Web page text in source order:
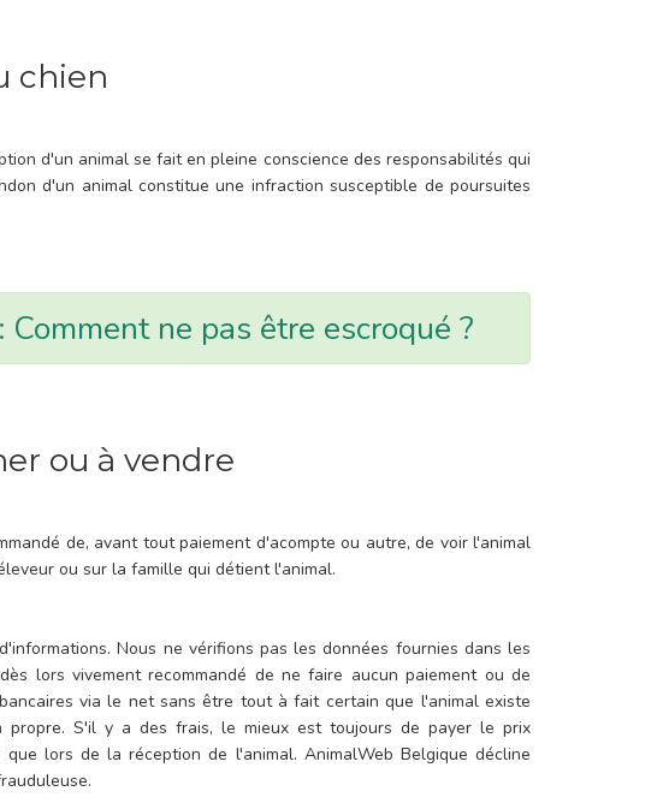
chien
d'un animal se fait en pleine conscience des responsabilités qui
d'un animal constitue une infraction susceptible de poursuites
ne pas être escroqué ?
ou à vendre
de, avant tout paiement d'acompte ou autre, de voir l'animal
ou sur la famille qui détient l'animal.
Nous ne vérifions pas les données fournies dans les
lors vivement recommandé de ne faire aucun paiement ou de
via le net sans être tout à fait certain que l'animal existe
propre. S'il y a des frais, le mieux est toujours de payer le prix
lors de la réception de l'animal. AnimalWeb Belgique décline